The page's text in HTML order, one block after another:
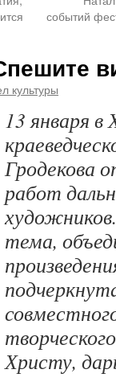
событий
культуры
13 января в
Гродекова
работ
тема,
Христу,